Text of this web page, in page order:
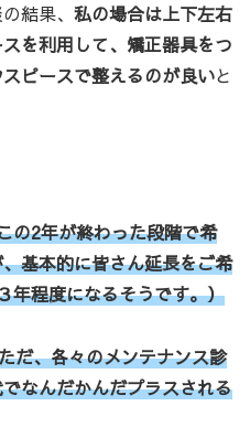
結果、 私の場合は上下左右
を利用して、矯正器具をつ
ピースで整えるのが良いと
の2年が終わった段階で希
基本的に皆さん延長をご希
年程度になるそうです。）
だ、各々のメンテナンス診
なんだかんだプラスされる